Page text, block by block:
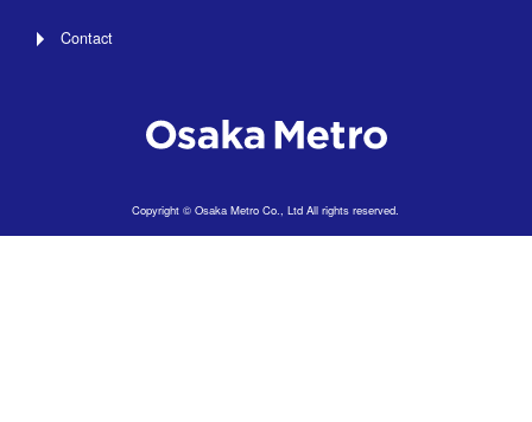
Contact
Copyright © Osaka Metro Co., Ltd All rights reserved.